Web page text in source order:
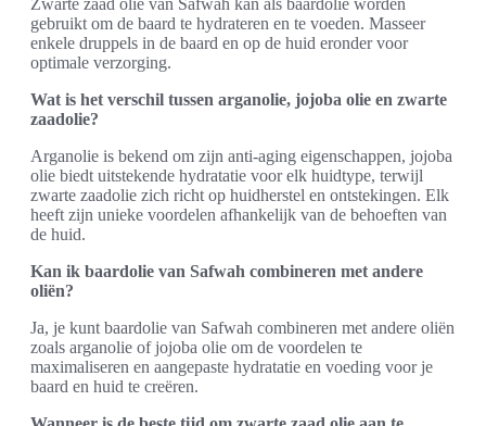
Zwarte zaad olie van Safwah kan als baardolie worden
gebruikt om de baard te hydrateren en te voeden. Masseer
enkele druppels in de baard en op de huid eronder voor
optimale verzorging.
Wat is het verschil tussen arganolie, jojoba olie en zwarte
zaadolie?
Arganolie is bekend om zijn anti-aging eigenschappen, jojoba
olie biedt uitstekende hydratatie voor elk huidtype, terwijl
zwarte zaadolie zich richt op huidherstel en ontstekingen. Elk
heeft zijn unieke voordelen afhankelijk van de behoeften van
de huid.
Kan ik baardolie van Safwah combineren met andere
oliën?
Ja, je kunt baardolie van Safwah combineren met andere oliën
zoals arganolie of jojoba olie om de voordelen te
maximaliseren en aangepaste hydratatie en voeding voor je
baard en huid te creëren.